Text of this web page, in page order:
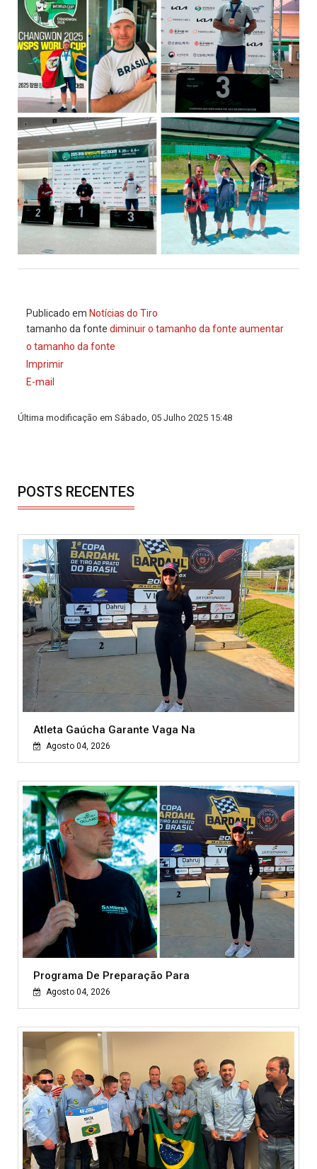
Publicado em Notícias do Tiro
tamanho da fonte diminuir o tamanho da fonte aumentar
o tamanho da fonte
Imprimir
E-mail
Última modificação em Sábado, 05 Julho 2025 15:48
POSTS RECENTES
Atleta Gaúcha Garante Vaga Na
Agosto 04, 2026
Programa De Preparação Para
Agosto 04, 2026